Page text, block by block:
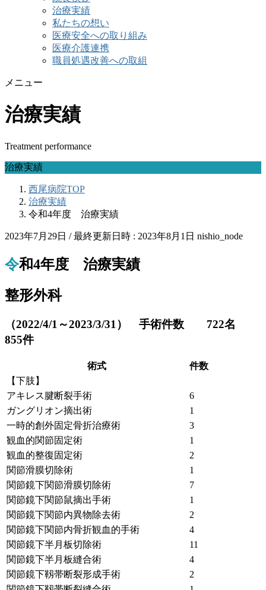
治療実績
私たちの想い
医療安全への取り組み
医療介護連携
職員処遇改善への取組
メニュー
治療実績
Treatment performance
治療実績
西尾病院TOP
治療実績
令和4年度 治療実績
2023年7月29日 / 最終更新日時 : 2023年8月1日 nishio_node
令和4年度 治療実績
整形外科
（2022/4/1～2023/3/31） 手術件数 722名
855件
術式
件数
【下肢】
アキレス腱断裂手術
6
ガングリオン摘出術
1
一時的創外固定骨折治療術
3
観血的関節固定術
1
観血的整復固定術
2
関節滑膜切除術
1
関節鏡下関節滑膜切除術
7
関節鏡下関節鼠摘出手術
1
関節鏡下関節内異物除去術
2
関節鏡下関節内骨折観血的手術
4
関節鏡下半月板切除術
11
関節鏡下半月板縫合術
4
関節鏡下靱帯断裂形成手術
2